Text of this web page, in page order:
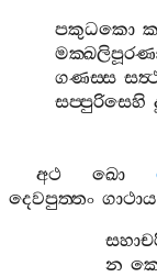
පකුධකො
ගණස‍්ස
සප‍්පුරිසෙහි
අථ ඛො
දෙවපුත‍්තං ගාථාය
න